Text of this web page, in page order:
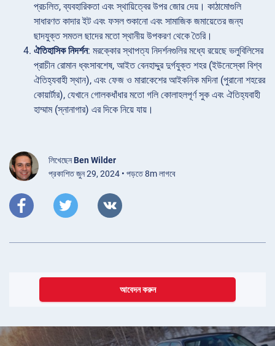
প্রচলিত, ব্যবহারিকতা এবং স্থায়িত্বের উপর জোর দেয়। কাঠামোগুলি
সাধারণত কাদার ইট এবং ফসল শুকানো এবং সামাজিক জমায়েতের জন্য
ছাদযুক্ত সমতল ছাদের মতো স্থানীয় উপকরণ থেকে তৈরি।
ঐতিহাসিক নিদর্শন: মরক্কোর স্থাপত্য নিদর্শনগুলির মধ্যে রয়েছে ভলুবিলিসের
প্রাচীন রোমান ধ্বংসাবশেষ, আইত বেনহাদ্দুর দুর্গযুক্ত শহর (ইউনেস্কো বিশ্ব
ঐতিহ্যবাহী স্থান), এবং ফেজ ও মারাকেশের আইকনিক মদিনা (পুরানো শহরের
কোয়ার্টার), যেখানে গোলকধাঁধার মতো গলি কোলাহলপূর্ণ সুক এবং ঐতিহ্যবাহী
হাম্মাম (স্নানাগার) এর দিকে নিয়ে যায়।
লিখেছেনBen Wilder
প্রকাশিত জুন 29, 2024 • পড়তে 8m লাগবে
আবেদন করুন